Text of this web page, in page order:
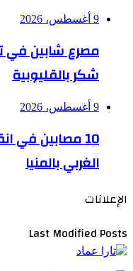
9 أغسطس، 2026
مصرع شابين في
شكر بالقليوبية
9 أغسطس، 2026
10 مصابين في
الغربي بالمنيا
الإعلانات
Last Modified Posts